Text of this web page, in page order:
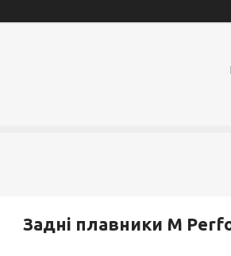
Задні плавники M